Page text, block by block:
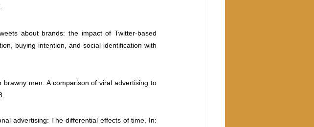
about brands: the impact of Twitter-based
buying intention, and social identification with
men: A comparison of viral advertising to
advertising: The differential effects of time. In: